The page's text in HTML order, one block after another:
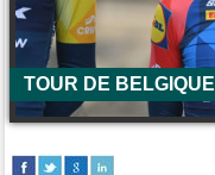
TOUR DE BELGIQUE